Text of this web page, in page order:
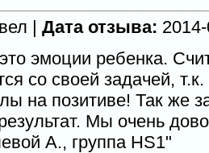
|Дата отзыва:2014-
эмоции ребенка.
со своей задачей,
на позитиве! Так же
Мы очень
А., группа HS1"